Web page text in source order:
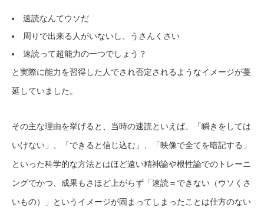
速読なんてウソだ
周りで出来る人がいないし、うさんくさい
速読って超能力の一つでしょう？
と実際に能力を習得した人でされ否定されるようなイメージが蔓
延していました。
その主な理由を挙げると、当時の速読といえば、「瞬きをしては
いけない」、「できると信じ込む」、「映像で全てを暗記する」
といった科学的な方法とはほど遠い精神論や根性論でのトレーニ
ングでかつ、成果もさほど上がらず「速読＝できない（ウソくさ
いもの）」というイメージが固まってしまったことは仕方のない